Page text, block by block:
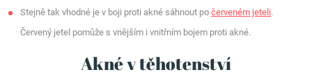
Stejně tak vhodné je v boji proti akné sáhnout počerveném jeteli.
Červený jetel pomůže s vnějším i vnitřním bojem proti akné.
Akné v těhotenství